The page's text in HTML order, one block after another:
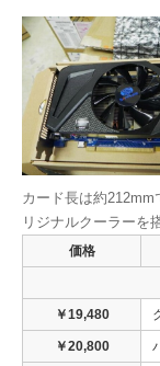
カード長は約
リジナルクーラーを
価格
￥19,480
￥20,800